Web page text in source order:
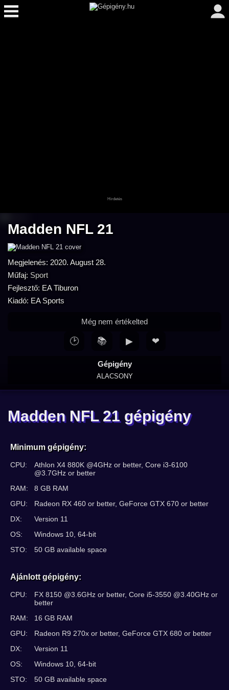
Madden NFL 21
Megjelenés: 2020. August 28.
Műfaj: Sport
Fejlesztő: EA Tiburon
Kiadó: EA Sports
Gépigény
ALACSONY
Még nem értékelted
🕑 📚 ▶ ❤
Madden NFL 21 gépigény
Minimum gépigény:
CPU:
Athlon X4 880K @4GHz or better, Core i3-6100
@3.7GHz or better
RAM:
8 GB RAM
GPU:
Radeon RX 460 or better, GeForce GTX 670 or better
DX:
Version 11
OS:
Windows 10, 64-bit
STO:
50 GB available space
Ajánlott gépigény:
CPU:
FX 8150 @3.6GHz or better, Core i5-3550 @3.40GHz or
better
RAM:
16 GB RAM
GPU:
Radeon R9 270x or better, GeForce GTX 680 or better
DX:
Version 11
OS:
Windows 10, 64-bit
STO:
50 GB available space